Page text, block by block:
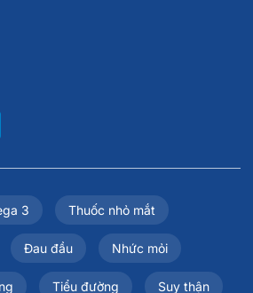
3 Thuốc nhỏ mắt
Đau đầu Nhức mỏi
Tiểu đường Suy thận